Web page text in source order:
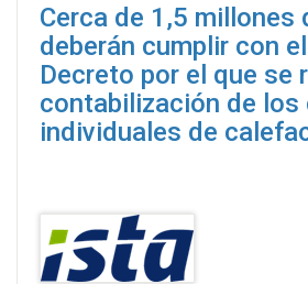
Cerca de 1,5 millones
deberán cumplir con el
Decreto por el que se
contabilización de los
individuales de